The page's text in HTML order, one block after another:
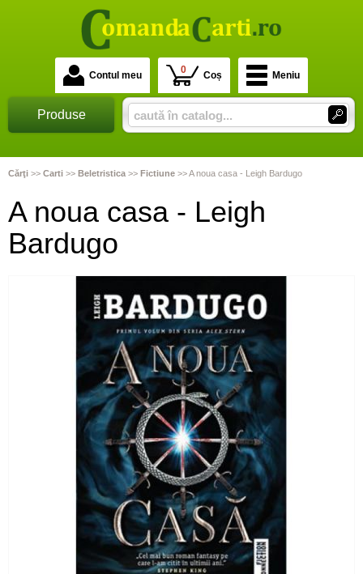
Contul meu 0 Coș Meniu
Produse
Cărţi >> Carti >> Beletristica >> Fictiune >>A noua casa - Leigh Bardugo
A noua casa - Leigh
Bardugo